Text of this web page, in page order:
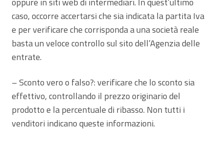
caso, occorre accertarsi che sia indicata la partita Iva
e per verificare che corrisponda a una società reale
basta un veloce controllo sul sito dell’Agenzia delle
entrate.
– Sconto vero o falso?: verificare che lo sconto sia
effettivo, controllando il prezzo originario del
prodotto e la percentuale di ribasso. Non tutti i
venditori indicano queste informazioni.